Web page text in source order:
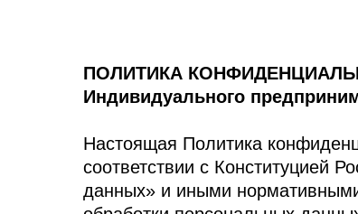
ПОЛИТИКА
Индивидуального
Настоящая Политика
соответствии с Конституцией
данных» и иными